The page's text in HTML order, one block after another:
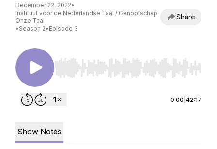
December 22, 2022•
Instituut voor de Nederlandse Taal / Genootschap
Onze Taal
• Season 2• Episode 3
Share
Use Left/Right to seek, Home/End to jump to
0:00 42:17
Show Notes